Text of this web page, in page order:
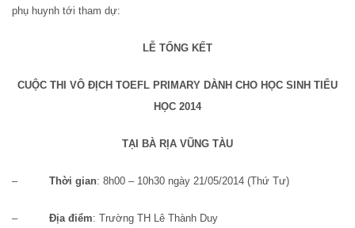
phụ huynh tới tham dự:
LỄ TỔNG KẾT
CUỘC THI VÔ ĐỊCH TOEFL PRIMARY DÀNH CHO HỌC SINH TIỂU
HỌC 2014
TẠI BÀ RỊA VŨNG TÀU
– Thời gian: 8h00 – 10h30 ngày 21/05/2014 (Thứ Tư)
– Địa điểm: Trường TH Lê Thành Duy